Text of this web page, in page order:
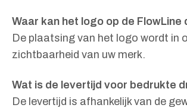
Waar kan het logo op de
De plaatsing van het logo wordt in
zichtbaarheid van uw merk.
Wat is de levertijd voor bedrukte
De levertijd is afhankelijk van de